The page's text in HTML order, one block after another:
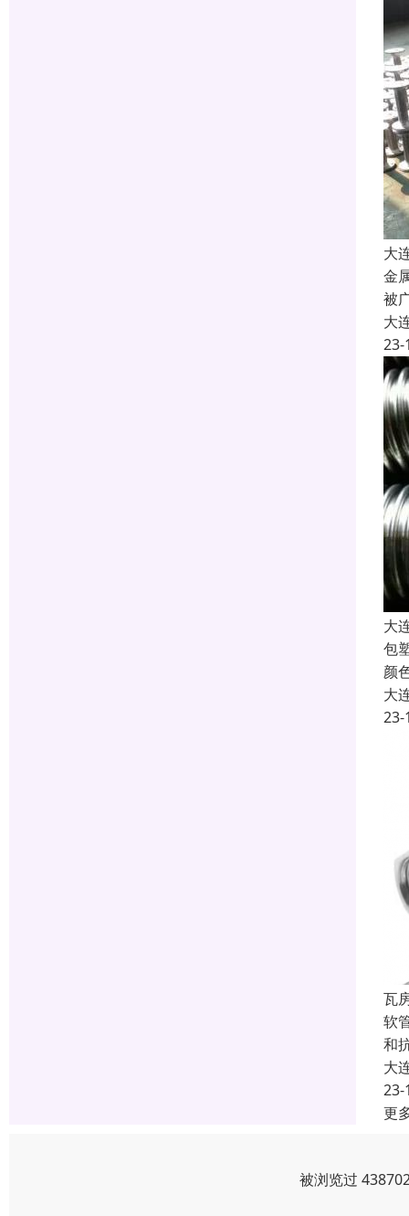
大
金
被
大
23-
大
包
颜
大
23-
瓦
软
和
大
23-
更
被浏览过